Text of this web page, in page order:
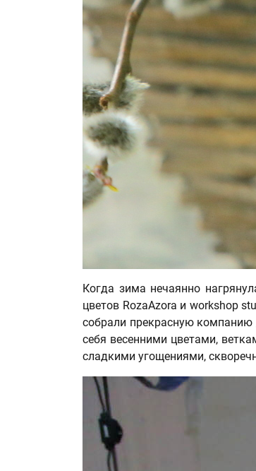
Когда зима нечаянно
цветов RozaAzora и workshop
собрали прекрасную компанию
себя весенними цветами,
сладкими угощениями,